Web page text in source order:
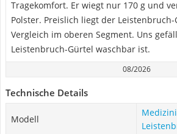
Tragekomfort. Er wiegt nur 170 g und
Polster. Preislich liegt der
Vergleich im oberen Segment. Uns
Leistenbruch-Gürtel waschbar ist.
08/2026
Technische Details
Modell